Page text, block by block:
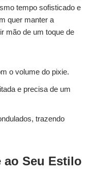
tempo sofisticado e
quer manter a
mão de um toque de
o volume do pixie.
e precisa de um
trazendo
ao Seu Estilo